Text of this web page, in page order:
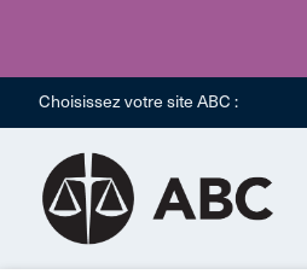
Choisissez votre site ABC :